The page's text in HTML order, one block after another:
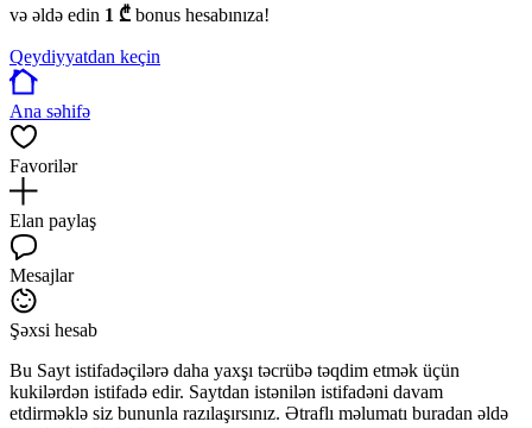
və əldə edin 1 ₾ bonus hesabınıza!
Qeydiyyatdan keçin
Ana səhifə
Favorilər
Elan paylaş
Mesajlar
Şəxsi hesab
Bu Sayt istifadəçilərə daha yaxşı təcrübə təqdim etmək üçün
kukilərdən istifadə edir. Saytdan istənilən istifadəni davam
etdirməklə siz bununla razılaşırsınız. Ətraflı məlumatı buradan əldə